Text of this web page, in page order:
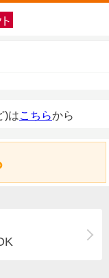
)はこちらから